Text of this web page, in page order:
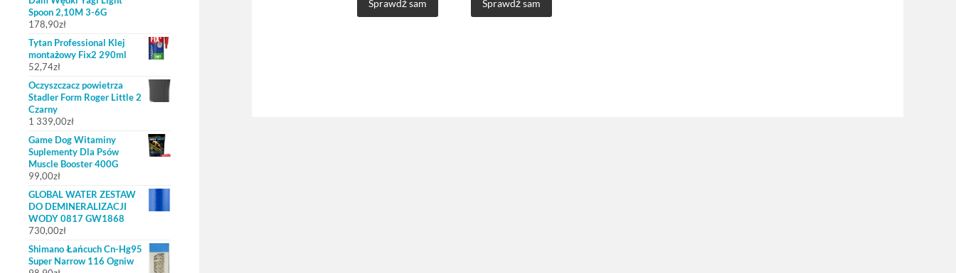
Spoon 2,10M 3-6G
178,90zł
Tytan Professional Klej
montażowy Fix2 290ml
52,74zł
Oczyszczacz powietrza
Stadler Form Roger Little 2
Czarny
1 339,00zł
Game Dog Witaminy
Suplementy Dla Psów
Muscle Booster 400G
99,00zł
GLOBAL WATER ZESTAW
DO DEMINERALIZACJI
WODY 0817 GW1868
730,00zł
Shimano Łańcuch Cn-Hg95
Super Narrow 116 Ogniw
Sprawdź sam
Złota/Z
Pudełkiem
Sprawdź sam